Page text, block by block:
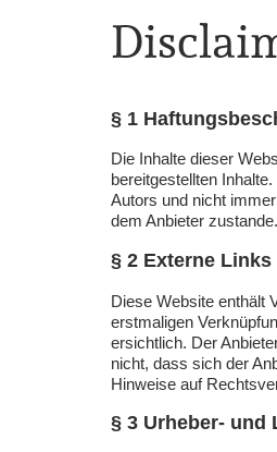
§ 1
Die Inhalte dieser
bereitgestellten
Autors und nicht
dem Anbieter zustande.
§ 2 Externe Links
Diese Website enthält
erstmaligen
ersichtlich. Der
nicht, dass sich der
Hinweise auf
§ 3 Urheber- und